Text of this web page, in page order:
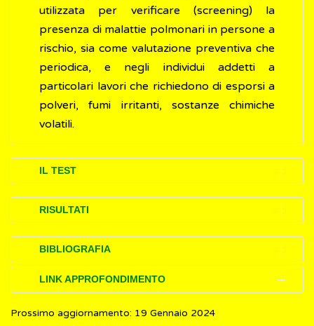
utilizzata per verificare (screening) la
presenza di malattie polmonari in persone a
rischio, sia come valutazione preventiva che
periodica, e negli individui addetti a
particolari lavori che richiedono di esporsi a
polveri, fumi irritanti, sostanze chimiche
volatili.
IL TEST
La spirometria è un esame (test) semplice e
veloce da eseguire che permette di misurare
la quantità di aria viene inspirata ed espirata
(cioè si fa una bel respiro e poi si espelle
bene l'aria). La buona riuscita dell’esame
impegno da parte della persona che vi si
RISULTATI
La spirometria misura la quantità di aria
inspirata in un secondo e il volume totale di
aria espirata in un'unica volta.
BIBLIOGRAFIA
NHS. Spirometry(Inglese)
Mayo Clinic.Spirometry(Inglese)
LINK APPROFONDIMENTO
European Lung Foundation(Inglese)
Prossimo aggiornamento: 19 Gennaio 2024